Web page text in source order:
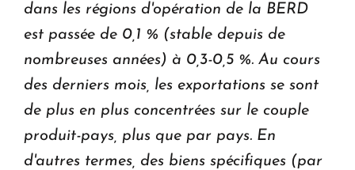
dans les régions d'opération de la BERD
est passée de 0,1 % (stable depuis de
nombreuses années) à 0,3-0,5 %. Au cours
des derniers mois, les exportations se sont
de plus en plus concentrées sur le couple
produit-pays, plus que par pays. En
d'autres termes, des biens spécifiques (par